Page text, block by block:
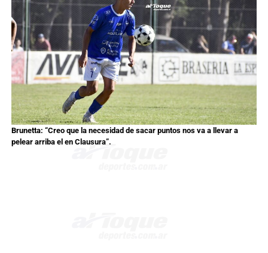
Brunetta: “Creo que la necesidad de sacar puntos nos va a llevar a
pelear arriba el en Clausura”.